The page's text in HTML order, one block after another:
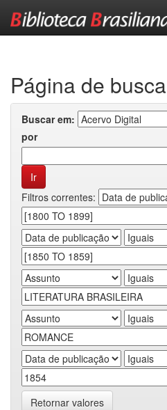
Página de busca
Buscar em:
por
Filtros correntes:
Retornar valores